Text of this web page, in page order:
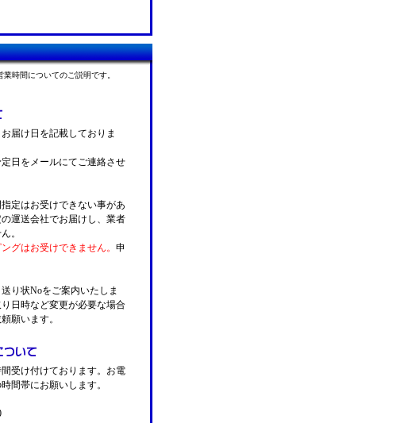
時間についてのご説明です。
届け日を記載しておりま
日をメールにてご連絡させ
定はお受けできない事があ
運送会社でお届けし、業者
。
グはお受けできません。 申
り状Noをご案内いたしま
日時など変更が必要な場合
願います。
受け付けております。お電
間帯にお願いします。